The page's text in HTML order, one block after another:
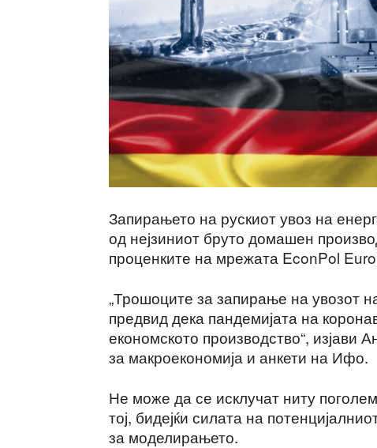
Запирањето на рускиот увоз на
од нејзиниот бруто домашен
проценките на мрежата EconPol
„Трошоците за запирање на увозот
предвид дека пандемијата на
економското производство“, изјави
за макроекономија и анкети на Ифо.
Не може да се исклучат ниту
тој, бидејќи силата на
за моделирањето.